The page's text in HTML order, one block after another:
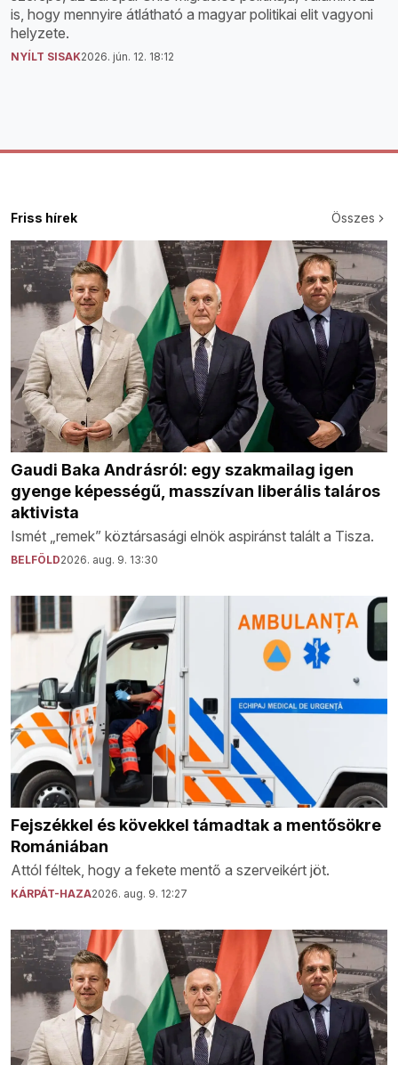
is, hogy mennyire átlátható a magyar politikai elit vagyoni
helyzete.
NYÍLT SISAK2026. jún. 12. 18:12
Friss hírek Összes
Gaudi Baka Andrásról: egy szakmailag igen
gyenge képességű, masszívan liberális taláros
aktivista
Ismét „remek” köztársasági elnök aspiránst talált a Tisza.
BELFÖLD2026. aug. 9. 13:30
Fejszékkel és kövekkel támadtak a mentősökre
Romániában
Attól féltek, hogy a fekete mentő a szerveikért jöt.
KÁRPÁT-HAZA2026. aug. 9. 12:27